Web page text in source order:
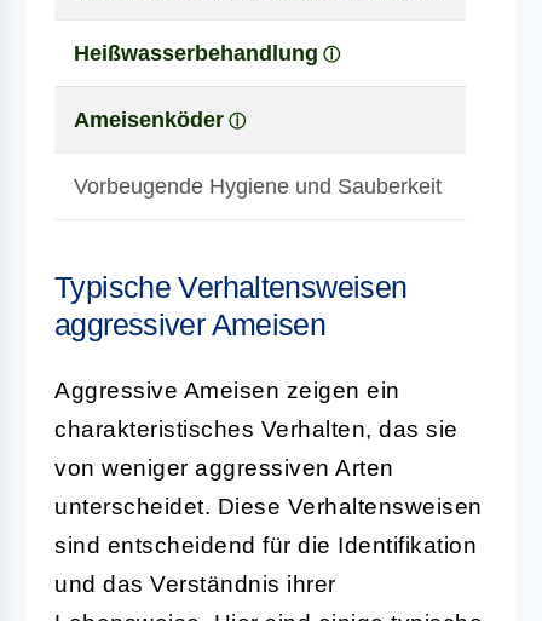
Heißwasserbehandlung
Ameisenköder
Vorbeugende Hygiene und Sauberkeit
Typische Verhaltensweisen
aggressiver Ameisen
Aggressive Ameisen zeigen ein
charakteristisches Verhalten, das sie
von weniger aggressiven Arten
unterscheidet. Diese Verhaltensweisen
sind entscheidend für die Identifikation
und das Verständnis ihrer